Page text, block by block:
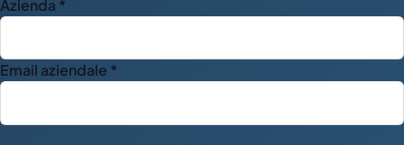
Azienda *
Email aziendale *